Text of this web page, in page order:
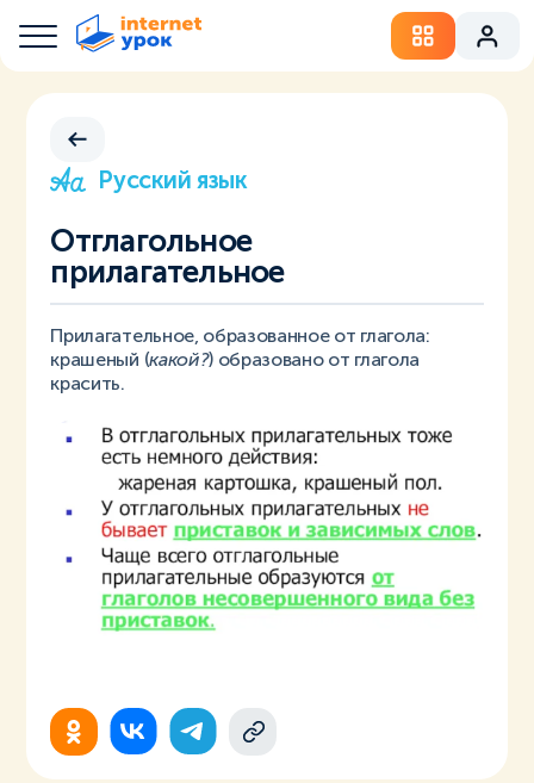
Русский язык
Отглагольное
прилагательное
Прилагательное, образованное от глагола:
крашеный (какой?) образовано от глагола
красить.